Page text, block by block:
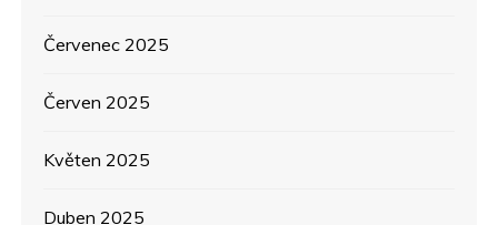
Červenec 2025
Červen 2025
Květen 2025
Duben 2025